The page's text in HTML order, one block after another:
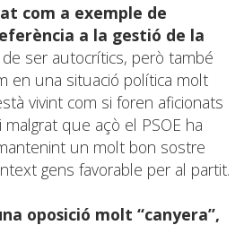
com a exemple de
a la gestió de la
ser autocrítics, però també
en una situació política molt
vivint com si foren aficionats
que açò el PSOE ha
un molt bon sostre
gens favorable per al partit.
oposició molt “canyera”,